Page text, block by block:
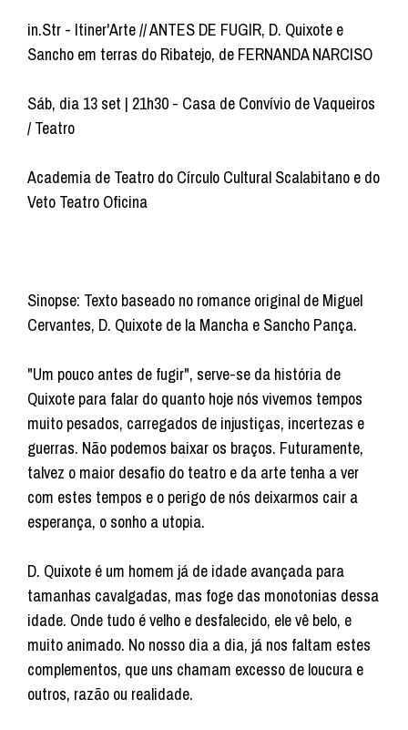
in.Str - Itiner'Arte // ANTES DE FUGIR, D. Quixote e
Sancho em terras do Ribatejo, de FERNANDA NARCISO
Sáb, dia 13 set | 21h30 - Casa de Convívio de Vaqueiros
/ Teatro
Academia de Teatro do Círculo Cultural Scalabitano e do
Veto Teatro Oficina
Sinopse: Texto baseado no romance original de Miguel
Cervantes, D. Quixote de la Mancha e Sancho Pança.
"Um pouco antes de fugir", serve-se da história de
Quixote para falar do quanto hoje nós vivemos tempos
muito pesados, carregados de injustiças, incertezas e
guerras. Não podemos baixar os braços. Futuramente,
talvez o maior desafio do teatro e da arte tenha a ver
com estes tempos e o perigo de nós deixarmos cair a
esperança, o sonho a utopia.
D. Quixote é um homem já de idade avançada para
tamanhas cavalgadas, mas foge das monotonias dessa
idade. Onde tudo é velho e desfalecido, ele vê belo, e
muito animado. No nosso dia a dia, já nos faltam estes
complementos, que uns chamam excesso de loucura e
outros, razão ou realidade.